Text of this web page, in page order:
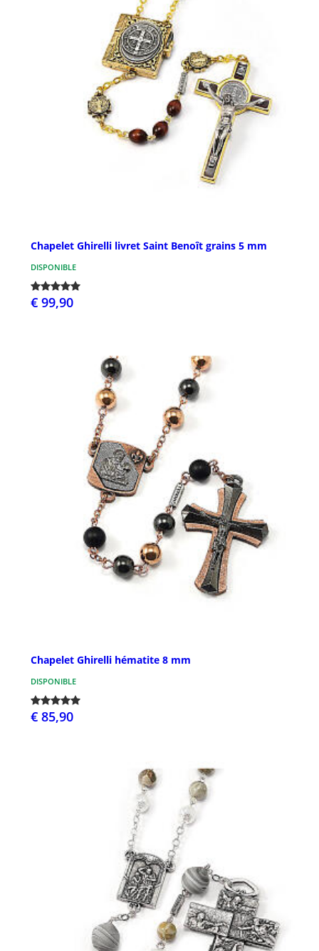
Chapelet Ghirelli livret Saint Benoît grains 5 mm
DISPONIBLE
€ 99,90
Chapelet Ghirelli hématite 8 mm
DISPONIBLE
€ 85,90